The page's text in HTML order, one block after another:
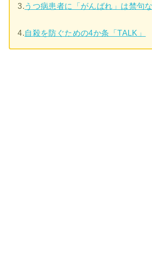
3. うつ病患者に「がんばれ」は禁句
4.自殺を防ぐための4か条「TALK」